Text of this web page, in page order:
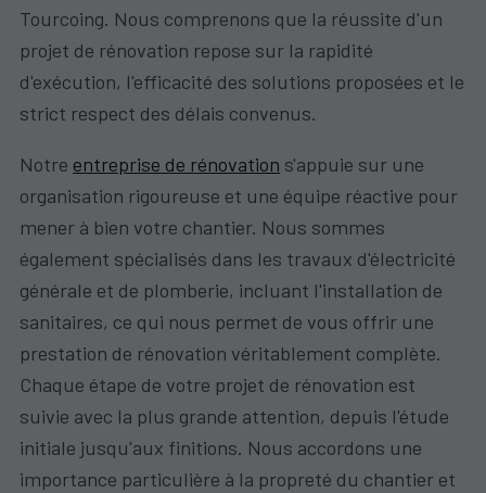
Tourcoing. Nous comprenons que la réussite d'un
projet de rénovation repose sur la rapidité
d'exécution, l'efficacité des solutions proposées et le
strict respect des délais convenus.
Notre entreprise de rénovation s'appuie sur une
organisation rigoureuse et une équipe réactive pour
mener à bien votre chantier. Nous sommes
également spécialisés dans les travaux d'électricité
générale et de plomberie, incluant l'installation de
sanitaires, ce qui nous permet de vous offrir une
prestation de rénovation véritablement complète.
Chaque étape de votre projet de rénovation est
suivie avec la plus grande attention, depuis l'étude
initiale jusqu'aux finitions. Nous accordons une
importance particulière à la propreté du chantier et